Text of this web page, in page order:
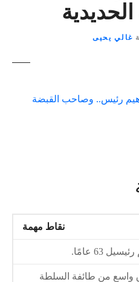
الحديدية
غالي يحيى
نقاط مهمة
63 عامًا.
واسع من طائفة السلطة